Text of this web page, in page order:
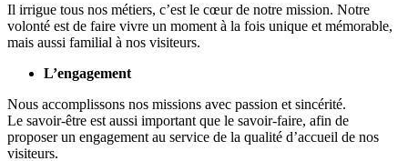
Il irrigue tous nos métiers, c’est le cœur de notre mission. Notre
volonté est de faire vivre un moment à la fois unique et mémorable,
mais aussi familial à nos visiteurs.
L’engagement
Nous accomplissons nos missions avec passion et sincérité.
Le savoir-être est aussi important que le savoir-faire, afin de
proposer un engagement au service de la qualité d’accueil de nos
visiteurs.